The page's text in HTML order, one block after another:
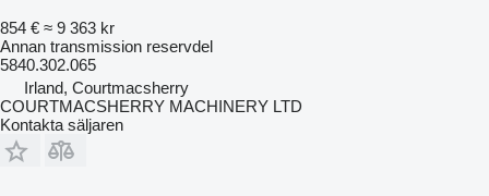
854 € ≈ 9 363 kr
Annan transmission reservdel
5840.302.065
Irland, Courtmacsherry
COURTMACSHERRY MACHINERY LTD
Kontakta säljaren